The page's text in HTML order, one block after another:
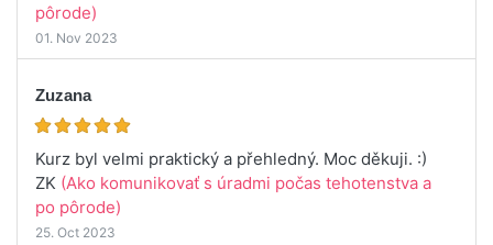
pôrode)
01. Nov 2023
Zuzana
Kurz byl velmi praktický a přehledný. Moc děkuji. :)
ZK (Ako komunikovať s úradmi počas tehotenstva a
po pôrode)
25. Oct 2023